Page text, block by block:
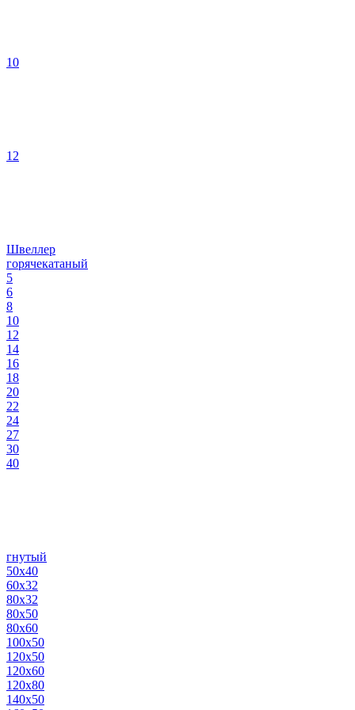
10
12
Швеллер
горячекатаный
5
6
8
10
12
14
16
18
20
22
24
27
30
40
гнутый
50х40
60х32
80х32
80х50
80х60
100х50
120х50
120х60
120х80
140х50